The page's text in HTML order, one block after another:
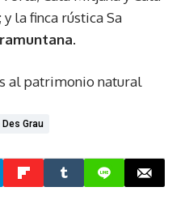
; y la finca rústica Sa
.
al patrimonio natural
Grau